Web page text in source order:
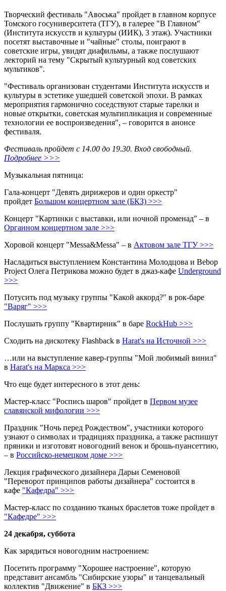
Творческий фестиваль "Авоська" пройдет в главном корпусе
Томского госуниверситета (ТГУ), в галерее "В Главном"
(Института искусств и культуры (ИИК), 3 этаж). Участники
посетят выставочные и "чайные" столы, поиграют в
советские игры, увидят диафильмы, а также послушают
лекторий на тему "Скрытый культурный код советских
мультиков".
"Фестиваль организован студентами Института искусств и
культуры в эстетике ушедшей советской эпохи. В рамках
мероприятия гармонично соседствуют старые тарелки и
новые открытки, советская мультипликация и современные
технологии ее воспроизведения", – говорится в анонсе
фестиваля.
Фестиваль пройдет с 14.00 до 19.30. Вход свободный.
Подробнее >>>
Музыкальная пятница:
Гала-концерт "Девять дирижеров и один оркестр"
пройдет Большом концертном зале (БКЗ) >>>
Концерт "Картинки с выставки, или ночной променад" – в
Органном концертном зале >>>
Хоровой концерт "Messa&Messa" – в Актовом зале ТГУ >>>
Насладиться выступлением Константина Молодцова и Bebop
Project Олега Петрикова можно будет в джаз-кафе Underground
>>>
Потусить под музыку группы "Какой аккорд?" в рок-баре
"Варяг" >>>
Послушать группу "Квартирник" в баре RockHub >>>
Сходить на дискотеку Flashback в Harat's на Источной >>>
…или на выступление кавер-группы "Мой любимый винил"
в Harat's на Маркса >>>
Что еще будет интересного в этот день:
Мастер-класс "Роспись шаров" пройдет в Первом музее
славянской мифологии >>>
Праздник "Ночь перед Рождеством", участники которого
узнают о символах и традициях праздника, а также распишут
пряники и изготовят новогодний венок и брошь-пуансеттию,
– в Российско-немецком доме >>>
Лекция графического дизайнера Дарьи Семеновой
"Переворот принципов работы дизайнера" состоится в
кафе "Кафедра" >>>
Мастер-класс по созданию тканых браслетов тоже пройдет в
"Кафедре" >>>
24 декабря, суббота
Как зарядиться новогодним настроением:
Посетить программу "Хорошее настроение", которую
представит ансамбль "Сибирские узоры" и танцевальный
коллектив "Движение" в БКЗ >>>